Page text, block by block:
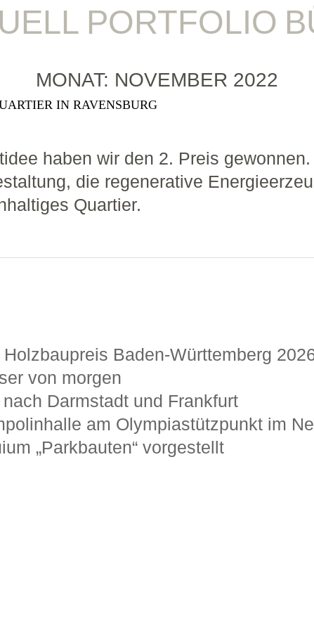
PORTFOLIO
MONAT: NOVEMBER 2022
IN RAVENSBURG
haben wir den 2. Preis
die regenerative
Quartier.
Baden-Württemberg
von morgen
Darmstadt und Frankfurt
am Olympiastützpunkt im
„Parkbauten“ vorgestellt